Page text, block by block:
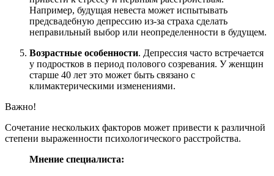
Например, будущая невеста может испытывать
предсвадебную депрессию из-за страха сделать
неправильный выбор или неопределенности в будущем.
Возрастные особенности. Депрессия часто встречается
у подростков в период полового созревания. У женщин
старше 40 лет это может быть связано с
климактерическими изменениями.
Важно!
Сочетание нескольких факторов может привести к различной
степени выраженности психологического расстройства.
Мнение специалиста: